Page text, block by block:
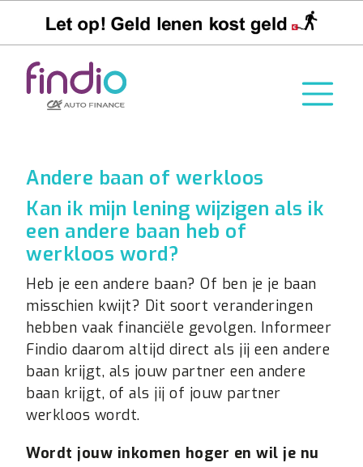
Andere baan of werkloos
Kan ik mijn lening wijzigen als ik
een andere baan heb of
werkloos word?
Heb je een andere baan? Of ben je je baan
misschien kwijt? Dit soort veranderingen
hebben vaak financiële gevolgen. Informeer
Findio daarom altijd direct als jij een andere
baan krijgt, als jouw partner een andere
baan krijgt, of als jij of jouw partner
werkloos wordt.
Wordt jouw inkomen hoger en wil je nu